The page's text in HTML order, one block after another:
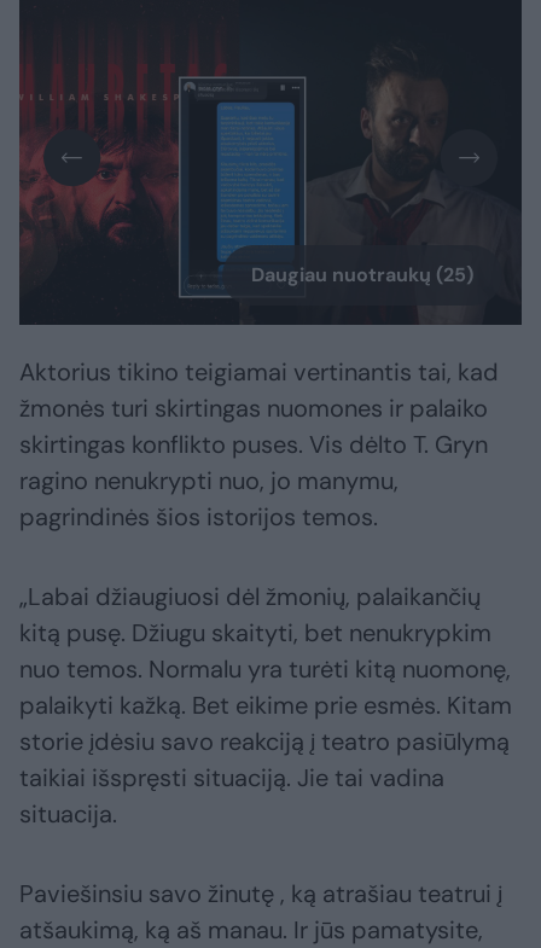
Daugiau nuotraukų (25)
Aktorius tikino teigiamai vertinantis tai, kad
žmonės turi skirtingas nuomones ir palaiko
skirtingas konflikto puses. Vis dėlto T. Gryn
ragino nenukrypti nuo, jo manymu,
pagrindinės šios istorijos temos.
„Labai džiaugiuosi dėl žmonių, palaikančių
kitą pusę. Džiugu skaityti, bet nenukrypkim
nuo temos. Normalu yra turėti kitą nuomonę,
palaikyti kažką. Bet eikime prie esmės. Kitam
storie įdėsiu savo reakciją į teatro pasiūlymą
taikiai išspręsti situaciją. Jie tai vadina
situacija.
Paviešinsiu savo žinutę , ką atrašiau teatrui į
atšaukimą, ką aš manau. Ir jūs pamatysite,